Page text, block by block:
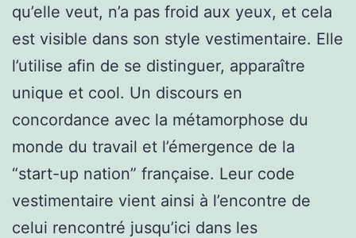
qu’elle veut, n’a pas froid aux yeux, et cela
est visible dans son style vestimentaire. Elle
l’utilise afin de se distinguer, apparaître
unique et cool. Un discours en
concordance avec la métamorphose du
monde du travail et l’émergence de la
“start-up nation” française. Leur code
vestimentaire vient ainsi à l’encontre de
celui rencontré jusqu’ici dans les